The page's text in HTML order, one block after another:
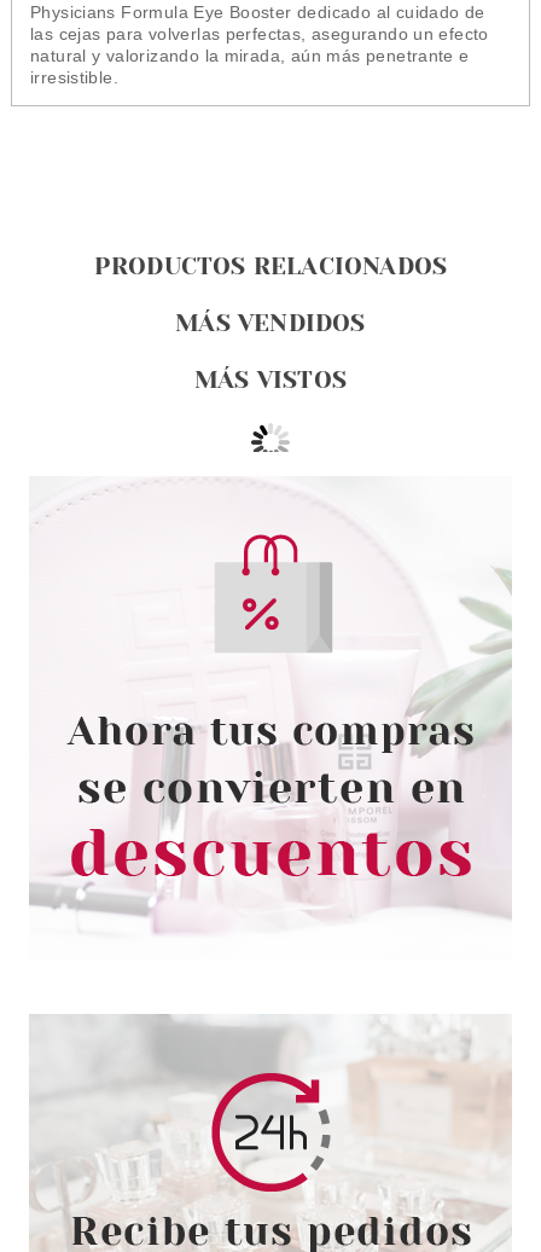
Physicians Formula Eye Booster dedicado al cuidado de
las cejas para volverlas perfectas, asegurando un efecto
natural y valorizando la mirada, aún más penetrante e
irresistible.
PRODUCTOS RELACIONADOS
MÁS VENDIDOS
MÁS VISTOS
PHYSICIANS FORMULA
PHYSICIANS FORMULA THE
HEALTHY LIP VELVET NOIR-
ISHING PLUM 8 ML
Pvr 8.50€
-35%
desde
5.50€